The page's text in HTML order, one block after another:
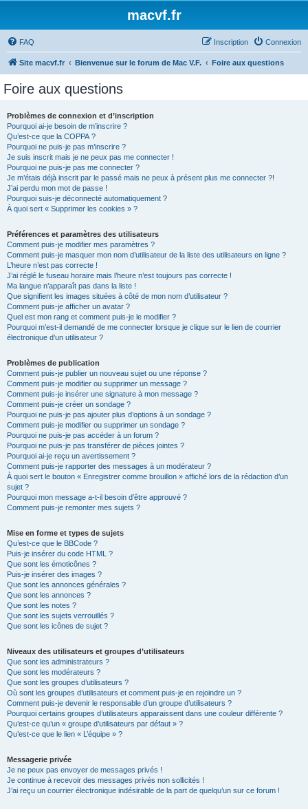
macvf.fr
FAQ Connexion
Inscription
Site macvf.fr Bienvenue sur le forum de Mac V.F. Foire aux questions
Foire aux questions
Problèmes de connexion et d’inscription
Pourquoi ai-je besoin de m’inscrire ?
Qu’est-ce que la COPPA ?
Pourquoi ne puis-je pas m’inscrire ?
Je suis inscrit mais je ne peux pas me connecter !
Pourquoi ne puis-je pas me connecter ?
Je m’étais déjà inscrit par le passé mais ne peux à présent plus me connecter ?!
J’ai perdu mon mot de passe !
Pourquoi suis-je déconnecté automatiquement ?
À quoi sert « Supprimer les cookies » ?
Préférences et paramètres des utilisateurs
Comment puis-je modifier mes paramètres ?
Comment puis-je masquer mon nom d’utilisateur de la liste des utilisateurs en ligne ?
L’heure n’est pas correcte !
J’ai réglé le fuseau horaire mais l’heure n’est toujours pas correcte !
Ma langue n’apparaît pas dans la liste !
Que signifient les images situées à côté de mon nom d’utilisateur ?
Comment puis-je afficher un avatar ?
Quel est mon rang et comment puis-je le modifier ?
Pourquoi m’est-il demandé de me connecter lorsque je clique sur le lien de courrier
électronique d’un utilisateur ?
Problèmes de publication
Comment puis-je publier un nouveau sujet ou une réponse ?
Comment puis-je modifier ou supprimer un message ?
Comment puis-je insérer une signature à mon message ?
Comment puis-je créer un sondage ?
Pourquoi ne puis-je pas ajouter plus d’options à un sondage ?
Comment puis-je modifier ou supprimer un sondage ?
Pourquoi ne puis-je pas accéder à un forum ?
Pourquoi ne puis-je pas transférer de pièces jointes ?
Pourquoi ai-je reçu un avertissement ?
Comment puis-je rapporter des messages à un modérateur ?
À quoi sert le bouton « Enregistrer comme brouillon » affiché lors de la rédaction d’un
sujet ?
Pourquoi mon message a-t-il besoin d’être approuvé ?
Comment puis-je remonter mes sujets ?
Mise en forme et types de sujets
Qu’est-ce que le BBCode ?
Puis-je insérer du code HTML ?
Que sont les émoticônes ?
Puis-je insérer des images ?
Que sont les annonces générales ?
Que sont les annonces ?
Que sont les notes ?
Que sont les sujets verrouillés ?
Que sont les icônes de sujet ?
Niveaux des utilisateurs et groupes d’utilisateurs
Que sont les administrateurs ?
Que sont les modérateurs ?
Que sont les groupes d’utilisateurs ?
Où sont les groupes d’utilisateurs et comment puis-je en rejoindre un ?
Comment puis-je devenir le responsable d’un groupe d’utilisateurs ?
Pourquoi certains groupes d’utilisateurs apparaissent dans une couleur différente ?
Qu’est-ce qu’un « groupe d’utilisateurs par défaut » ?
Qu’est-ce que le lien « L’équipe » ?
Messagerie privée
Je ne peux pas envoyer de messages privés !
Je continue à recevoir des messages privés non sollicités !
J’ai reçu un courrier électronique indésirable de la part de quelqu’un sur ce forum !